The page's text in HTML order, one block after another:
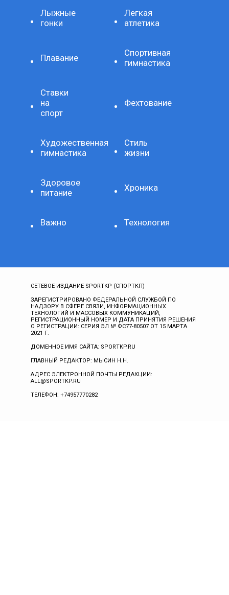
Лыжные
гонки
Легкая
атлетика
Плавание
Спортивная
гимнастика
Ставки
на
спорт
Фехтование
Художественная
гимнастика
Стиль
жизни
Здоровое
питание
Хроника
Важно Технология
СЕТЕВОЕ ИЗДАНИЕ SPORTKP (СПОРТКП)
ЗАРЕГИСТРИРОВАНО ФЕДЕРАЛЬНОЙ СЛУЖБОЙ ПО
НАДЗОРУ В СФЕРЕ СВЯЗИ, ИНФОРМАЦИОННЫХ
ТЕХНОЛОГИЙ И МАССОВЫХ КОММУНИКАЦИЙ,
РЕГИСТРАЦИОННЫЙ НОМЕР И ДАТА ПРИНЯТИЯ РЕШЕНИЯ
О РЕГИСТРАЦИИ: СЕРИЯ ЭЛ № ФС77-80507 ОТ 15 МАРТА
2021 Г.
ДОМЕННОЕ ИМЯ САЙТА: SPORTKP.RU
ГЛАВНЫЙ РЕДАКТОР: МЫСИН Н.Н.
АДРЕС ЭЛЕКТРОННОЙ ПОЧТЫ РЕДАКЦИИ:
ALL@SPORTKP.RU
ТЕЛЕФОН: +74957770282